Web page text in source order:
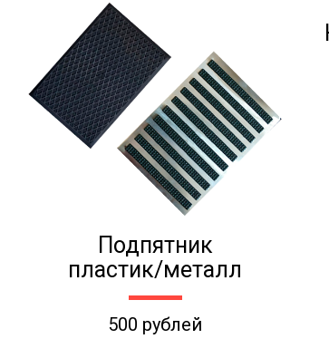
Подпятник
пластик/металл
500 рублей